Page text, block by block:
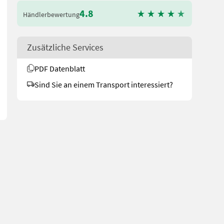
aus, somit ist sie extrem witterungbeständig und
Händlerbewertung4.8
Zusätzliche Services
PDF Datenblatt
Sind Sie an einem Transport interessiert?